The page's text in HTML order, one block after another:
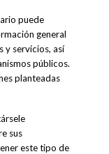
puede
general
y servicios, así
públicos.
planteadas
sus
este tipo de